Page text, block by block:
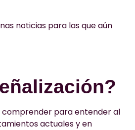
noticias para las que aún
para entender al
actuales y en